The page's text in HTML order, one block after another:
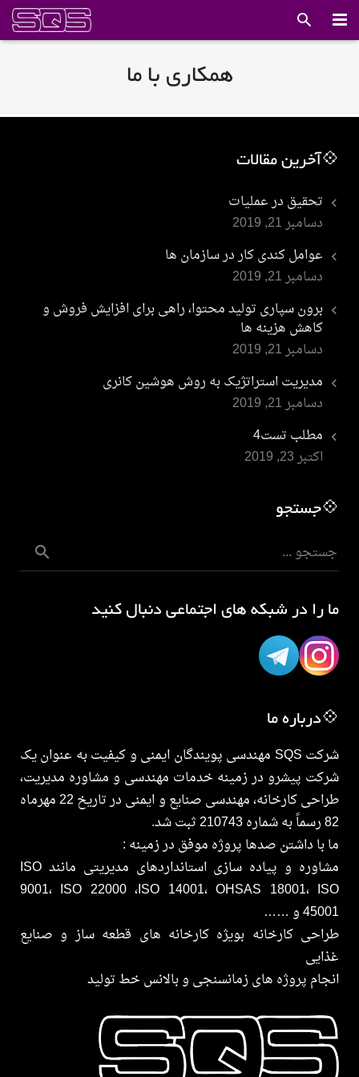
مقالات
لینک های مفید
دانلود استانداردها
تماس با ما
همکاری با ما
💠آخرین مقالات
تحقیق در عملیات
دسامبر 21, 2019
عوامل کندی کار در سازمان ها
دسامبر 21, 2019
برون سپاری تولید محتوا، راهی برای افزایش فروش و
کاهش هزینه ها
دسامبر 21, 2019
مدیریت استراتژیک به روش هوشین کانری
دسامبر 21, 2019
مطلب تست4
اکتبر 23, 2019
💠جستجو
ما را در شبکه های اجتماعی دنبال کنید
💠درباره ما
شرکت SQS مهندسی پویندگان ایمنی و کیفیت به عنوان یک
شرکت پیشرو در زمینه خدمات مهندسی و مشاوره مدیریت،
طراحی کارخانه، مهندسی صنایع و ایمنی در تاریخ 22 مهرماه
82 رسماً به شماره 210743 ثبت شد.
ما با داشتن صدها پروژه موفق در زمینه :
مشاوره و پیاده سازی استانداردهای مدیریتی مانند ISO
9001، ISO 22000 ،ISO 14001، OHSAS 18001، ISO
45001 و ……
طراحی کارخانه بویژه کارخانه های قطعه ساز و صنایع
غذایی
انجام پروژه های زمانسنجی و بالانس خط تولید